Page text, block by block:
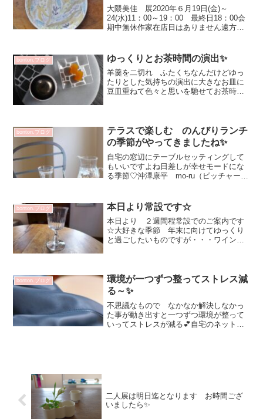
大隈美佳 展2020年６月19日(金)～
24(水)11：00～19：00 最終日18：00会
期中無休作家在店日はありません遠方に
た素敵な作品色々と届きます！✨店舗開
催に...
bonton.ブログ ゆっくりとお茶時間の演出✨
羊羹を二切れ ふたくちなんだけどゆっ
たりとした気持ちの演出に大きなお皿に
豆皿重ねて色々と思いを馳せてお茶時間
も美味しかった^^いつ...
bonton.ブログ
テラスで楽しむ のんびりランチ
の季節がやってきましたね✨
自宅の窓辺にテーブルセッティングして
もいいですよね日差しが幸せモードにな
る季節♡沖澤康平 mo-ru（ピッチャー
カーテン）6600円食事が終わって...
bonton.ブログ 本日より常設です☆
本日より ２週間程常設でのご案内です
☆大好きな季節 年末に向けてゆっくり
と過ごしたいものですが・・・ワイング
にかく何でもテーブルに持...
bonton.ブログ
環境が一つずつ整ってストレス減
る～✨
不思議なもので なかなか解決しなかっ
た事が動き出すと一つずつ環境が整って
いってストレスが減る💕自宅のネット環
二人展は明日迄となります お時間ござ
いましたら✨